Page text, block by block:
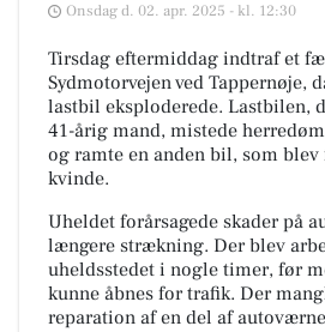
Onsdag d. 02. apr. 2025 - kl. 12:30
Tirsdag eftermiddag indtraf et
Sydmotorvejen ved Tappernøje,
lastbil eksploderede. Lastbilen,
41-årig mand, mistede
og ramte en anden bil, som
kvinde.
Uheldet forårsagede skader på
længere strækning. Der blev
uheldsstedet i nogle timer, før
kunne åbnes for trafik. Der
reparation af en del af